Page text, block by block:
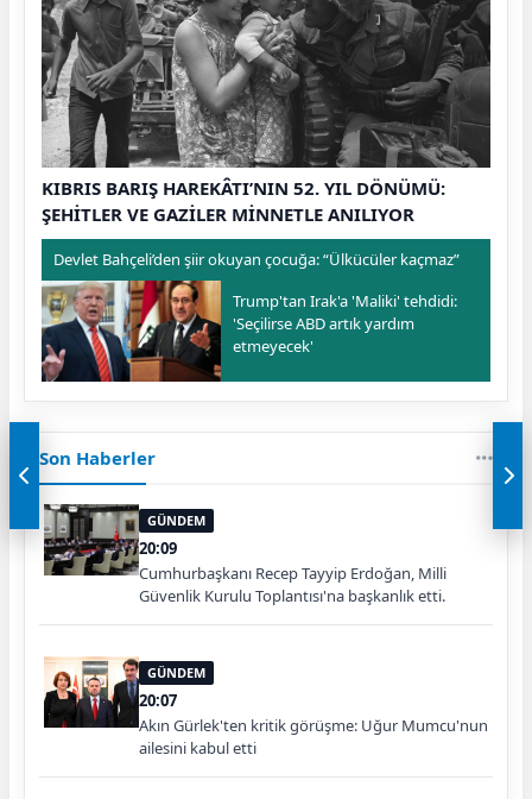
KIBRIS BARIŞ HAREKÂTI’NIN 52. YIL DÖNÜMÜ:
ŞEHİTLER VE GAZİLER MİNNETLE ANILIYOR
Devlet Bahçeli’den şiir okuyan çocuğa: “Ülkücüler kaçmaz”
Trump'tan Irak'a 'Maliki' tehdidi:
'Seçilirse ABD artık yardım
etmeyecek'
Son Haberler
GÜNDEM
20:09
Cumhurbaşkanı Recep Tayyip Erdoğan, Milli
Güvenlik Kurulu Toplantısı'na başkanlık etti.
GÜNDEM
20:07
Akın Gürlek'ten kritik görüşme: Uğur Mumcu'nun
ailesini kabul etti